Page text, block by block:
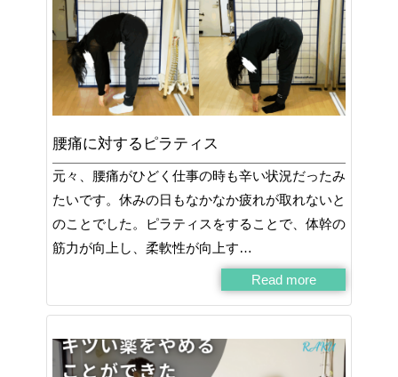
腰痛に対するピラティス
元々、腰痛がひどく仕事の時も辛い状況だったみ
たいです。休みの日もなかなか疲れが取れないと
のことでした。ピラティスをすることで、体幹の
筋力が向上し、柔軟性が向上す…
Read more